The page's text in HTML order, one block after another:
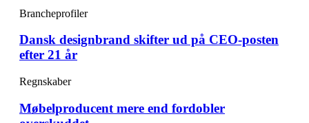
Brancheprofiler
Dansk designbrand skifter ud på CEO-posten
efter 21 år
Regnskaber
Møbelproducent mere end fordobler